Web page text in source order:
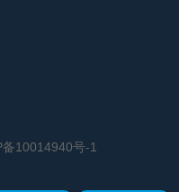
备10014940号-1